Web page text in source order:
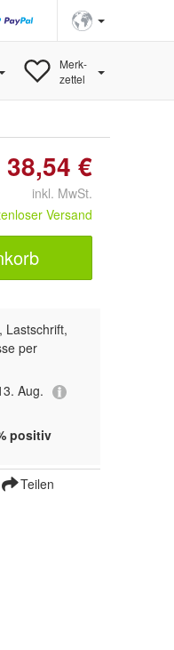
Merk-
zettel
38,54 €
inkl. MwSt.
Versand
Lastschrift,
per
Aug.
positiv
Teilen